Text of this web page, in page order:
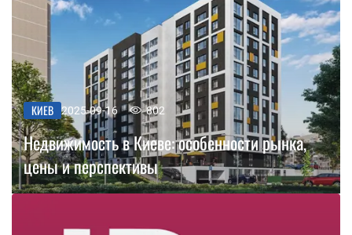
КИЕВ 2025-09-16 802
Недвижимость в Киеве: особенности рынка,
цены и перспективы